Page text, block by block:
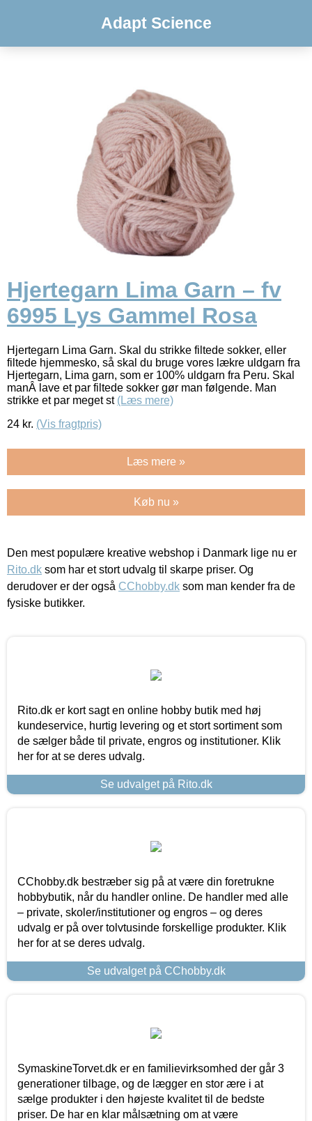
Adapt Science
Hjertegarn Lima Garn – fv
6995 Lys Gammel Rosa
Hjertegarn Lima Garn. Skal du strikke filtede sokker, eller
filtede hjemmesko, så skal du bruge vores lækre uldgarn fra
Hjertegarn, Lima garn, som er 100% uldgarn fra Peru. Skal
manÂ lave et par filtede sokker gør man følgende. Man
strikke et par meget st (Læs mere)
24 kr. (Vis fragtpris)
Læs mere »
Køb nu »
Den mest populære kreative webshop i Danmark lige nu er
Rito.dk som har et stort udvalg til skarpe priser. Og
derudover er der også CChobby.dk som man kender fra de
fysiske butikker.
Rito.dk er kort sagt en online hobby butik med høj
kundeservice, hurtig levering og et stort sortiment som
de sælger både til private, engros og institutioner. Klik
her for at se deres udvalg.
Se udvalget på Rito.dk
CChobby.dk bestræber sig på at være din foretrukne
hobbybutik, når du handler online. De handler med alle
– private, skoler/institutioner og engros – og deres
udvalg er på over tolvtusinde forskellige produkter. Klik
her for at se deres udvalg.
Se udvalget på CChobby.dk
SymaskineTorvet.dk er en familievirksomhed der går 3
generationer tilbage, og de lægger en stor ære i at
sælge produkter i den højeste kvalitet til de bedste
priser. De har en klar målsætning om at være